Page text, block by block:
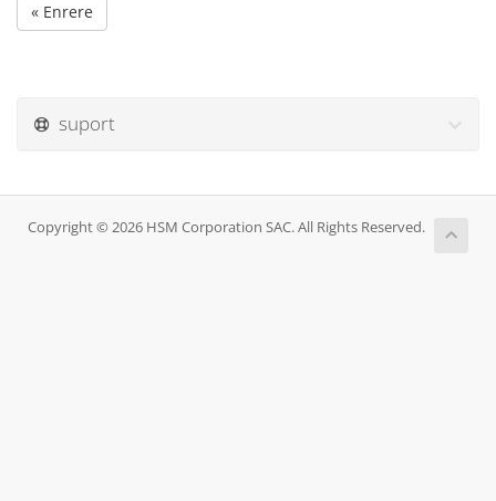
« Enrere
suport
Copyright © 2026 HSM Corporation SAC. All Rights Reserved.